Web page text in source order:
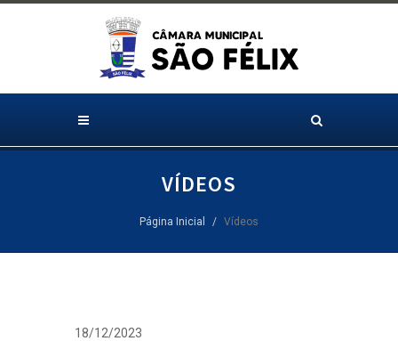
VÍDEOS
Página Inicial Vídeos
18/12/2023